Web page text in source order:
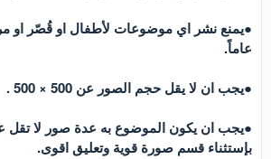
عاماً.
●يجب ان لا يقل حجم الصور عن 500 × 500 .
بإستثناء قسم صورة قوية وتعليق اقوى.